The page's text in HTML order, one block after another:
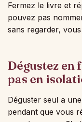
Fermez le livre et
pouvez pas
sans regarder,
Dégustez en
pas en
Déguster seul a
pendant que vous